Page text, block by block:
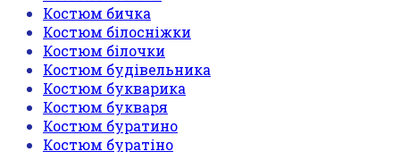
Костюм бичка
Костюм білосніжки
Костюм білочки
Костюм будівельника
Костюм букварика
Костюм букваря
Костюм буратино
Костюм буратіно